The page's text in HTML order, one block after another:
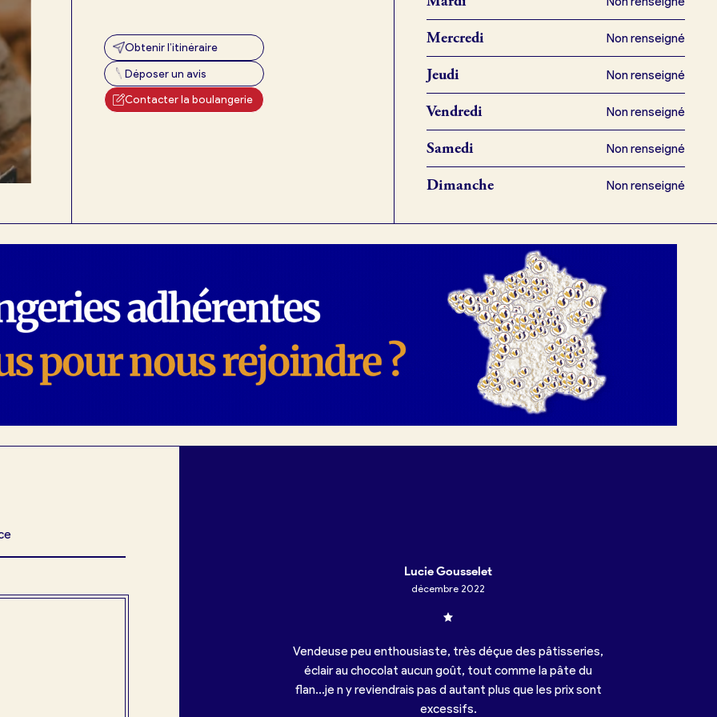
Obtenir l’itinéraire
Déposer un avis
Contacter la boulangerie
Mercredi Non renseigné
Jeudi Non renseigné
Vendredi Non renseigné
Samedi Non renseigné
Dimanche Non renseigné
Lucie Gousselet
décembre 2022
Vendeuse peu enthousiaste, très déçue des pâtisseries,
éclair au chocolat aucun goût, tout comme la pâte du
flan...je n y reviendrais pas d autant plus que les prix sont
excessifs.